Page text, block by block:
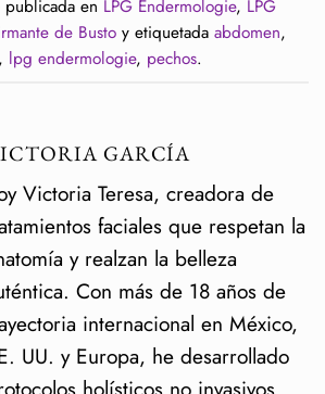
publicada en LPG Endermologie, LPG
de Bustoy etiquetada abdomen,
lpg endermologie, pechos.
GARCÍA
Victoria Teresa, creadora de
faciales que respetan la
y realzan la belleza
Con más de 18 años de
internacional en México,
UU. y Europa, he desarrollado